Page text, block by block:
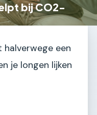
bij CO2-
halverwege een
je longen lijken